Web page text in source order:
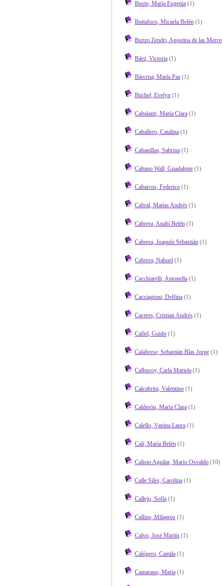
Busto, María Eugenia(1)
Buttafoco, Micaela Belén(1)
Buzzo Zendri, Agostina de las
Báez, Victoria(1)
Bárcena, María Paz(1)
Büchel, Evelyn(1)
Cabalanti, María Clara(1)
Caballero, Catalina(1)
Cabanillas, Sabrina(1)
Cabano Wall, Guadalupe(1)
Cabarcos, Federico(1)
Cabral, Matías Andrés(1)
Cabrera, Anahí Belén(1)
Cabrera, Joaquín Sebastián(1)
Cabrera, Nahuel(1)
Cacchiarelli, Antonella(1)
Cacciagioni, Delfina(1)
Caceres, Cristian Andrés(1)
Cafiel, Guido(1)
Calabrese, Sebastián Blas Jorge(1)
Calbucoy, Carla Mariela(1)
Calcabrini, Valentino(1)
Calderón, María Clara(1)
Calello, Vanina Laura(1)
Cali, María Belén(1)
Calisto Aguilar, Mario Osvaldo(10)
Calle Siles, Carolina(1)
Callejo, Sofía(1)
Callizo, Milagros(1)
Calvo, José Martín(1)
Calógero, Camila(1)
Camarano, María(1)